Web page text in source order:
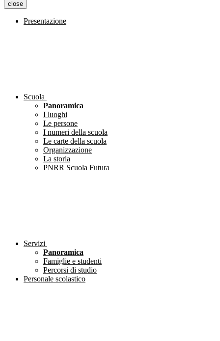
close
Presentazione
Scuola
Panoramica
I luoghi
Le persone
I numeri della scuola
Le carte della scuola
Organizzazione
La storia
PNRR Scuola Futura
Servizi
Panoramica
Famiglie e studenti
Percorsi di studio
Personale scolastico